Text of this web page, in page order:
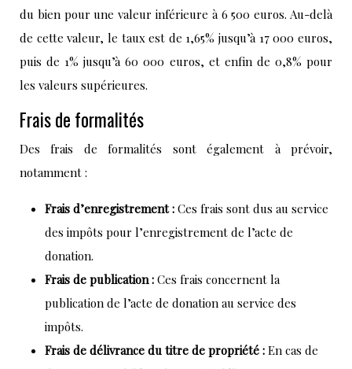
du bien pour une valeur inférieure à 6 500 euros. Au-delà
de cette valeur, le taux est de 1,65% jusqu’à 17 000 euros,
puis de 1% jusqu’à 60 000 euros, et enfin de 0,8% pour
les valeurs supérieures.
Frais de formalités
Des frais de formalités sont également à prévoir,
notamment :
Frais d’enregistrement : Ces frais sont dus au service
des impôts pour l’enregistrement de l’acte de
donation.
Frais de publication : Ces frais concernent la
publication de l’acte de donation au service des
impôts.
Frais de délivrance du titre de propriété : En cas de